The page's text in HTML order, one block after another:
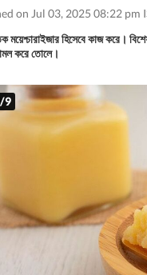
on Jul 03, 2025 08:22 pm
ময়েশ্চারাইজার হিসেবে কাজ করে।
করে তোলে।
/9